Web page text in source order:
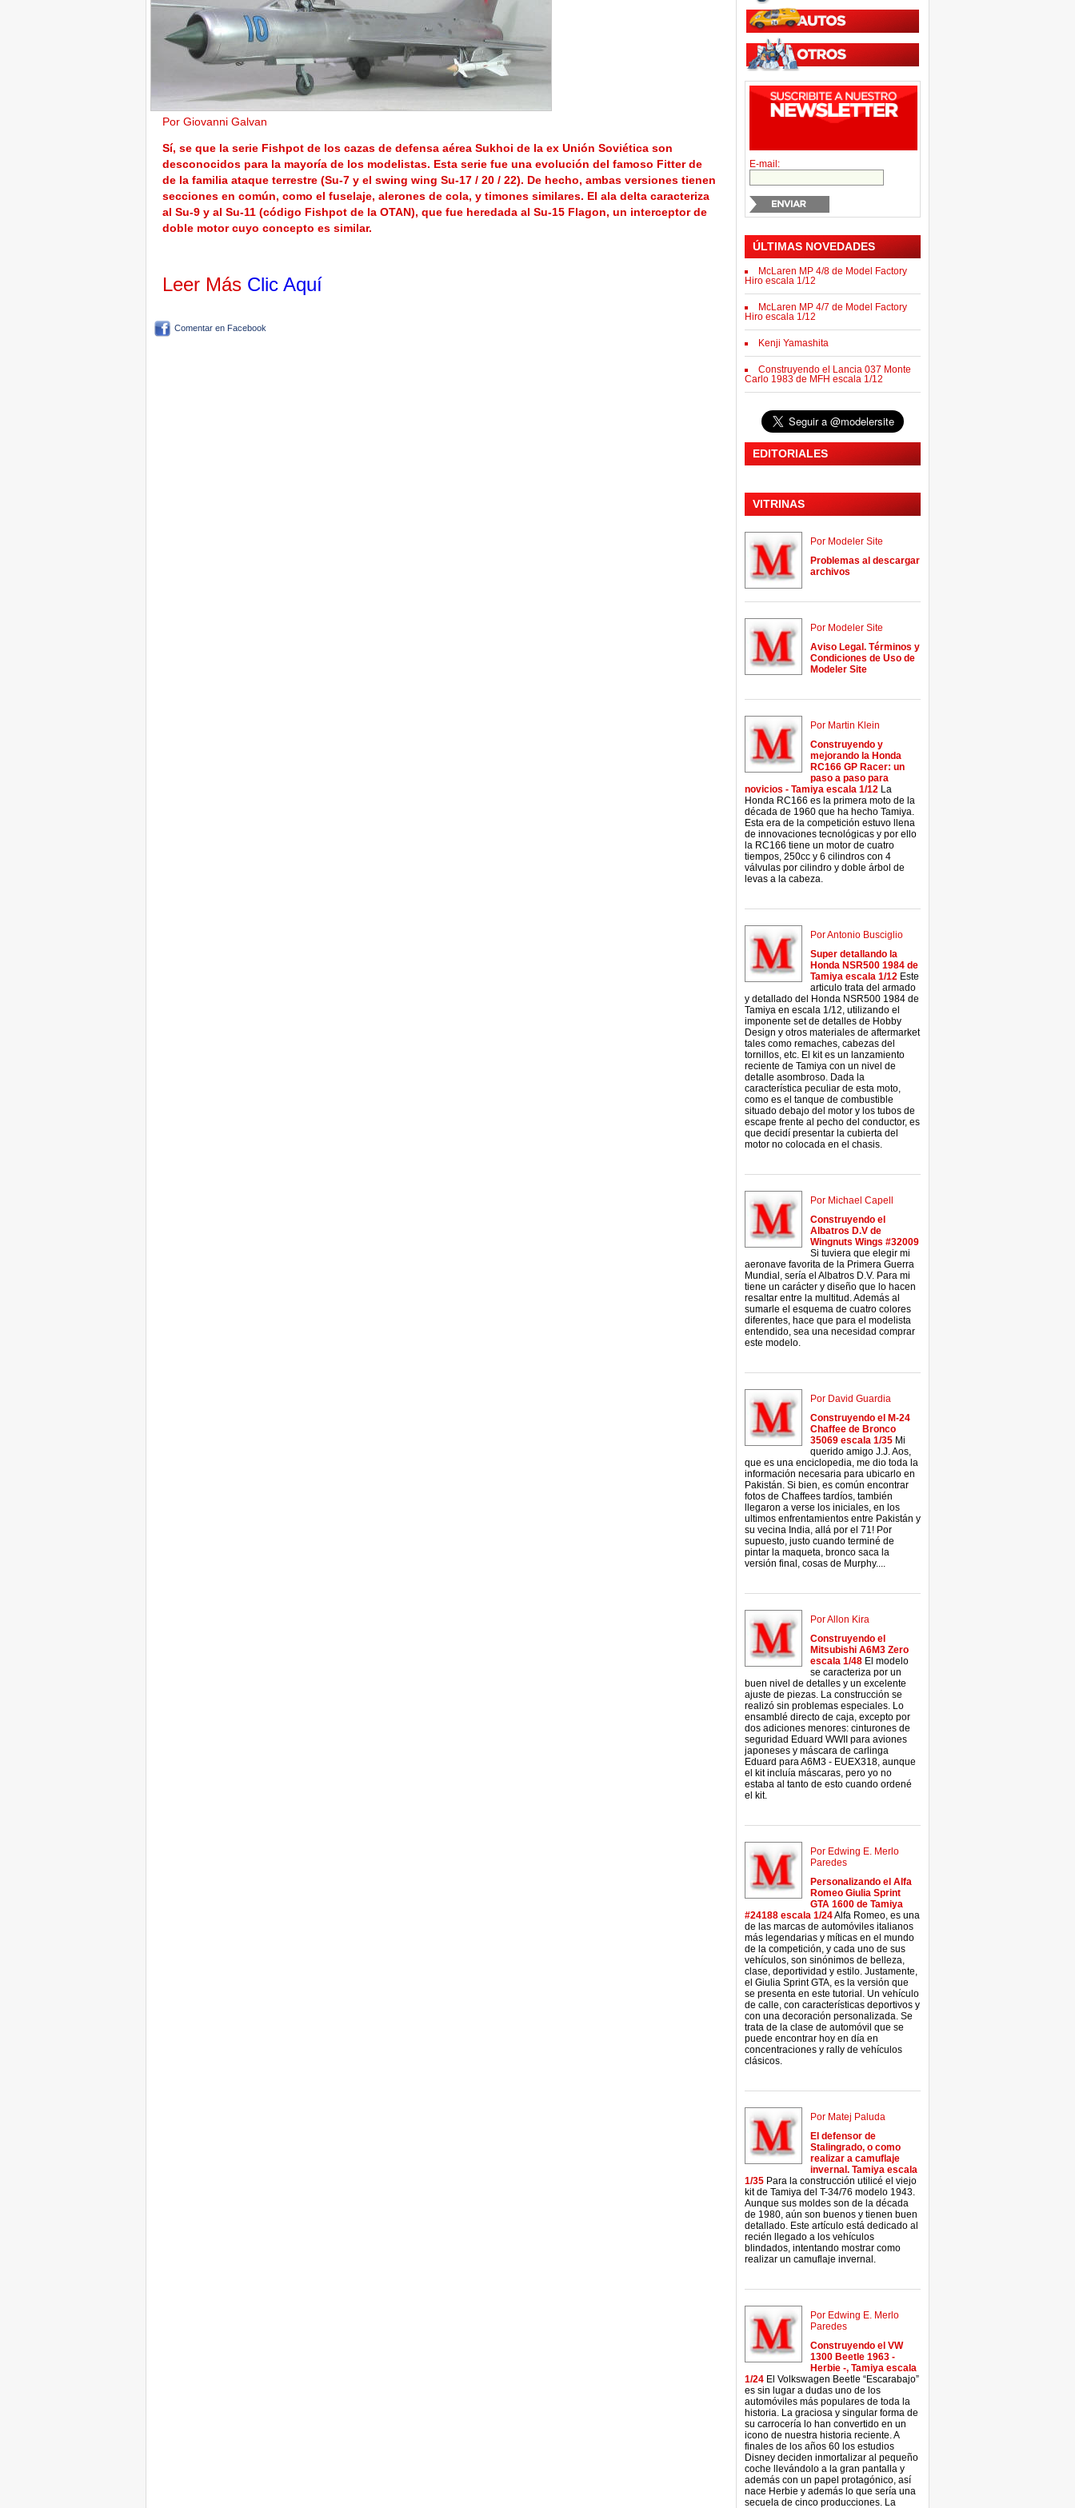
Por Giovanni Galvan
Sí, se que la serie Fishpot de los cazas de defensa aérea Sukhoi de la ex Unión Soviética son
desconocidos para la mayoría de los modelistas. Esta serie fue una evolución del famoso Fitter de
de la familia ataque terrestre (Su-7 y el swing wing Su-17 / 20 / 22). De hecho, ambas versiones tienen
secciones en común, como el fuselaje, alerones de cola, y timones similares. El ala delta caracteriza
al Su-9 y al Su-11 (código Fishpot de la OTAN), que fue heredada al Su-15 Flagon, un interceptor de
doble motor cuyo concepto es similar.
Leer Más Clic Aquí
Comentar en Facebook
E-mail:
ÚLTIMAS NOVEDADES
McLaren MP 4/8 de Model Factory
Hiro escala 1/12
McLaren MP 4/7 de Model Factory
Hiro escala 1/12
Kenji Yamashita
Construyendo el Lancia 037 Monte
Carlo 1983 de MFH escala 1/12
EDITORIALES
VITRINAS
Por Modeler Site
Problemas al descargar
archivos
Por Modeler Site
Aviso Legal. Términos y
Condiciones de Uso de
Modeler Site
Por Martin Klein
Construyendo y
mejorando la Honda
RC166 GP Racer: un
paso a paso para
novicios - Tamiya escala 1/12 La
Honda RC166 es la primera moto de la
década de 1960 que ha hecho Tamiya.
Esta era de la competición estuvo llena
de innovaciones tecnológicas y por ello
la RC166 tiene un motor de cuatro
tiempos, 250cc y 6 cilindros con 4
válvulas por cilindro y doble árbol de
levas a la cabeza.
Por Antonio Busciglio
Super detallando la
Honda NSR500 1984 de
Tamiya escala 1/12 Este
articulo trata del armado
y detallado del Honda NSR500 1984 de
Tamiya en escala 1/12, utilizando el
imponente set de detalles de Hobby
Design y otros materiales de aftermarket
tales como remaches, cabezas del
tornillos, etc. El kit es un lanzamiento
reciente de Tamiya con un nivel de
detalle asombroso. Dada la
característica peculiar de esta moto,
como es el tanque de combustible
situado debajo del motor y los tubos de
escape frente al pecho del conductor, es
que decidí presentar la cubierta del
motor no colocada en el chasis.
Por Michael Capell
Construyendo el
Albatros D.V de
Wingnuts Wings #32009
Si tuviera que elegir mi
aeronave favorita de la Primera Guerra
Mundial, sería el Albatros D.V. Para mi
tiene un carácter y diseño que lo hacen
resaltar entre la multitud. Además al
sumarle el esquema de cuatro colores
diferentes, hace que para el modelista
entendido, sea una necesidad comprar
este modelo.
Por David Guardia
Construyendo el M-24
Chaffee de Bronco
35069 escala 1/35 Mi
querido amigo J.J. Aos,
que es una enciclopedia, me dio toda la
información necesaria para ubicarlo en
Pakistán. Si bien, es común encontrar
fotos de Chaffees tardíos, también
llegaron a verse los iniciales, en los
ultimos enfrentamientos entre Pakistán y
su vecina India, allá por el 71! Por
supuesto, justo cuando terminé de
pintar la maqueta, bronco saca la
versión final, cosas de Murphy....
Por Allon Kira
Construyendo el
Mitsubishi A6M3 Zero
escala 1/48 El modelo
se caracteriza por un
buen nivel de detalles y un excelente
ajuste de piezas. La construcción se
realizó sin problemas especiales. Lo
ensamblé directo de caja, excepto por
dos adiciones menores: cinturones de
seguridad Eduard WWII para aviones
japoneses y máscara de carlinga
Eduard para A6M3 - EUEX318, aunque
el kit incluía máscaras, pero yo no
estaba al tanto de esto cuando ordené
el kit.
Por Edwing E. Merlo
Paredes
Personalizando el Alfa
Romeo Giulia Sprint
GTA 1600 de Tamiya
#24188 escala 1/24Alfa Romeo, es una
de las marcas de automóviles italianos
más legendarias y míticas en el mundo
de la competición, y cada uno de sus
vehículos, son sinónimos de belleza,
clase, deportividad y estilo. Justamente,
el Giulia Sprint GTA, es la versión que
se presenta en este tutorial. Un vehículo
de calle, con características deportivos y
con una decoración personalizada. Se
trata de la clase de automóvil que se
puede encontrar hoy en día en
concentraciones y rally de vehículos
clásicos.
Por Matej Paluda
El defensor de
Stalingrado, o como
realizar a camuflaje
invernal. Tamiya escala
1/35 Para la construcción utilicé el viejo
kit de Tamiya del T-34/76 modelo 1943.
Aunque sus moldes son de la década
de 1980, aún son buenos y tienen buen
detallado. Este artículo está dedicado al
recién llegado a los vehículos
blindados, intentando mostrar como
realizar un camuflaje invernal.
Por Edwing E. Merlo
Paredes
Construyendo el VW
1300 Beetle 1963 -
Herbie -, Tamiya escala
1/24 El Volkswagen Beetle “Escarabajo”
es sin lugar a dudas uno de los
automóviles más populares de toda la
historia. La graciosa y singular forma de
su carrocería lo han convertido en un
icono de nuestra historia reciente. A
finales de los años 60 los estudios
Disney deciden inmortalizar al pequeño
coche llevándolo a la gran pantalla y
además con un papel protagónico, así
nace Herbie y además lo que sería una
secuela de cinco producciones. La